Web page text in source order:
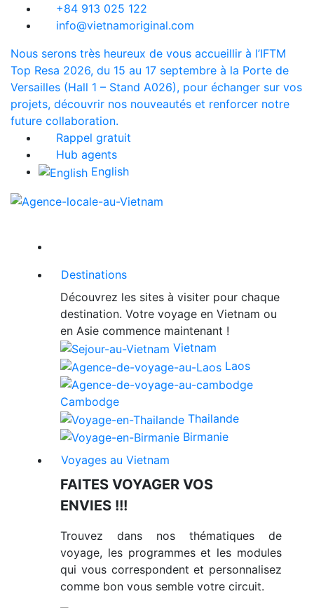
+84 913 025 122
info@vietnamoriginal.com
Nous serons très heureux de vous accueillir à l’IFTM
Top Resa 2026, du 15 au 17 septembre à la Porte de
Versailles (Hall 1 – Stand A026), pour échanger sur vos
projets, découvrir nos nouveautés et renforcer notre
future collaboration.
Rappel gratuit
Hub agents
English
Destinations
Découvrez les sites à visiter pour chaque
destination. Votre voyage en Vietnam ou
en Asie commence maintenant !
Vietnam
Laos
Cambodge
Thailande
Birmanie
Voyages au Vietnam
FAITES VOYAGER VOS
ENVIES !!!
Trouvez dans nos thématiques de
voyage, les programmes et les modules
qui vous correspondent et personnalisez
comme bon vous semble votre circuit.